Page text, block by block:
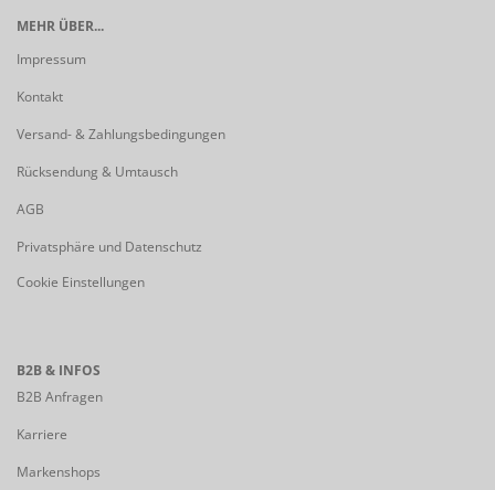
MEHR ÜBER...
Impressum
Kontakt
Versand- & Zahlungsbedingungen
Rücksendung & Umtausch
AGB
Privatsphäre und Datenschutz
Cookie Einstellungen
B2B & INFOS
B2B Anfragen
Karriere
Markenshops